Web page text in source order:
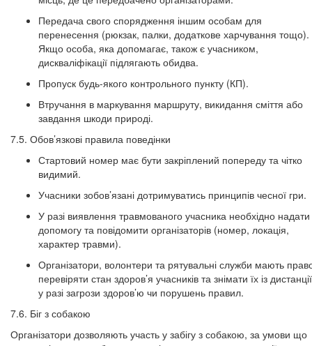
Передача свого спорядження іншим особам для
перенесення (рюкзак, палки, додаткове харчування тощо).
Якщо особа, яка допомагає, також є учасником,
дискваліфікації підлягають обидва.
Пропуск будь-якого контрольного пункту (КП).
Втручання в маркування маршруту, викидання сміття або
завдання шкоди природі.
7.5. Обов’язкові правила поведінки
Стартовий номер має бути закріплений попереду та чітко
видимий.
Учасники зобов’язані дотримуватись принципів чесної гри.
У разі виявлення травмованого учасника необхідно надати
допомогу та повідомити організаторів (номер, локація,
характер травми).
Організатори, волонтери та рятувальні служби мають
перевіряти стан здоров’я учасників та знімати їх із дистанції
у разі загрози здоров’ю чи порушень правил.
7.6. Біг з собакою
Організатори дозволяють участь у забігу з собакою, за умови що